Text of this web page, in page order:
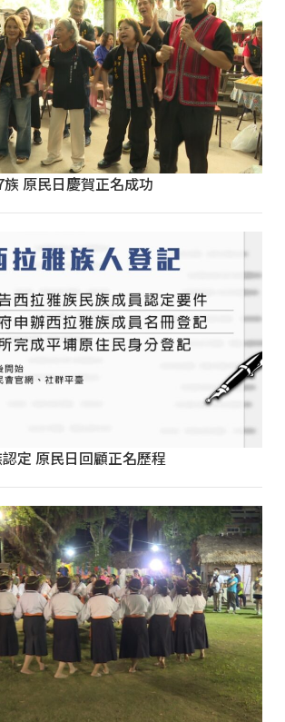
原民日慶賀正名成功
定 原民日回顧正名歷程